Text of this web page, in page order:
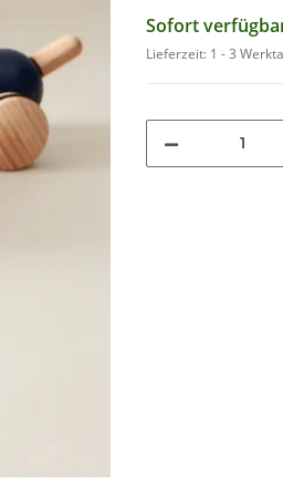
Sofort
Lieferzeit: 1 - 3